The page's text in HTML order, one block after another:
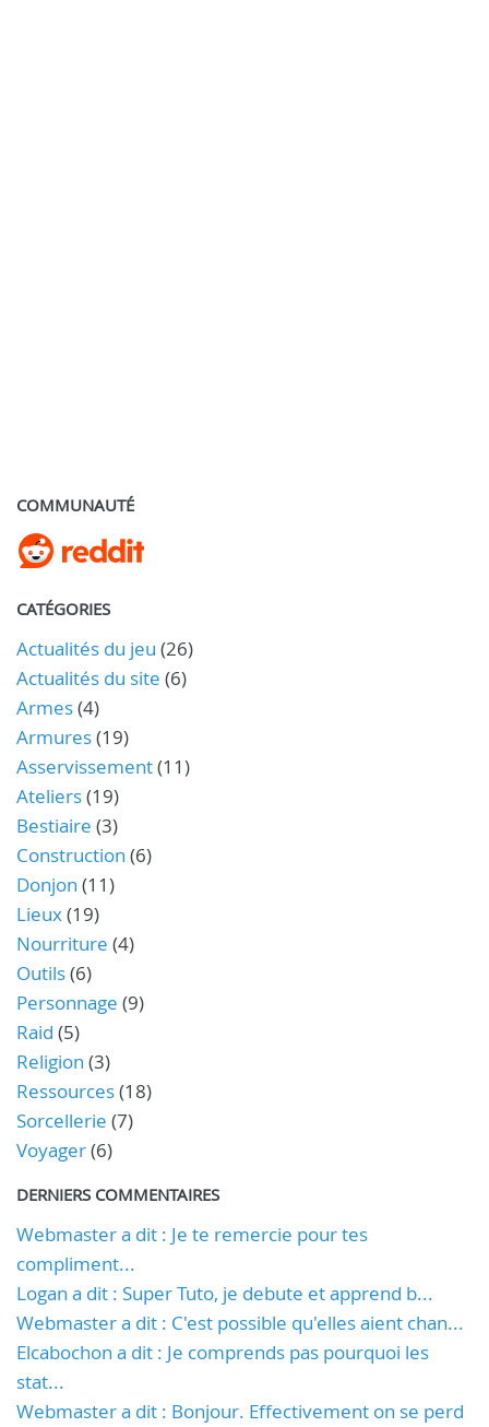
COMMUNAUTÉ
CATÉGORIES
Actualités du jeu (26)
Actualités du site (6)
Armes(4)
Armures(19)
Asservissement(11)
Ateliers(19)
Bestiaire (3)
Construction (6)
Donjon (11)
Lieux(19)
Nourriture (4)
Outils(6)
Personnage (9)
Raid (5)
Religion (3)
Ressources(18)
Sorcellerie (7)
Voyager(6)
DERNIERS COMMENTAIRES
Webmaster a dit : Je te remercie pour tes
compliment...
Logan a dit : Super Tuto, je debute et apprend b...
Webmaster a dit : C'est possible qu'elles aient chan...
Elcabochon a dit : Je comprends pas pourquoi les
stat...
Webmaster a dit : Bonjour. Effectivement on se perd